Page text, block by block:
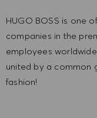
HUGO BOSS is one
companies in the
employees
united by a common
fashion!